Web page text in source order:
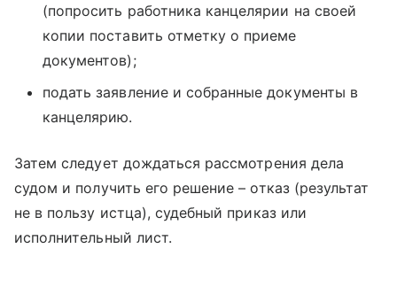
(попросить работника канцелярии на своей
копии поставить отметку о приеме
документов);
подать заявление и собранные документы в
канцелярию.
Затем следует дождаться рассмотрения дела
судом и получить его решение – отказ (результат
не в пользу истца), судебный приказ или
исполнительный лист.